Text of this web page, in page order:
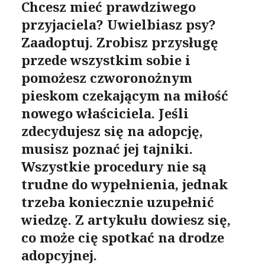
Chcesz mieć prawdziwego
przyjaciela? Uwielbiasz psy?
Zaadoptuj. Zrobisz przysługę
przede wszystkim sobie i
pomożesz czworonożnym
pieskom czekającym na miłość
nowego właściciela. Jeśli
zdecydujesz się na adopcję,
musisz poznać jej tajniki.
Wszystkie procedury nie są
trudne do wypełnienia, jednak
trzeba koniecznie uzupełnić
wiedzę. Z artykułu dowiesz się,
co może cię spotkać na drodze
adopcyjnej.